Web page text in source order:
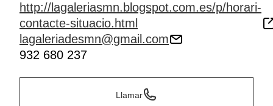
http://lagaleriasmn.blogspot.com.es/p/horari-
contacte-situacio.html
lagaleriadesmn@gmail.com
932 680 237
Llamar